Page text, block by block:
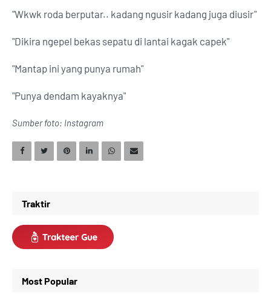
"Wkwk roda berputar.. kadang ngusir kadang juga diusir"
"Dikira ngepel bekas sepatu di lantai kagak capek"
"Mantap ini yang punya rumah"
"Punya dendam kayaknya"
Sumber foto: Instagram
Traktir
Most Popular